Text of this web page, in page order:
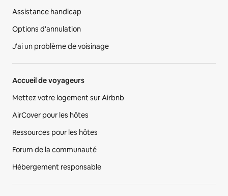
Assistance handicap
Options d'annulation
J'ai un problème de voisinage
Accueil de voyageurs
Mettez votre logement sur Airbnb
AirCover pour les hôtes
Ressources pour les hôtes
Forum de la communauté
Hébergement responsable